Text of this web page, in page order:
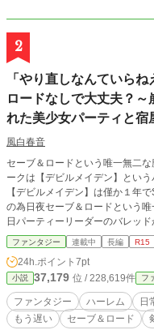
2
「やり直しなんていら
ロードなしで大丈夫？～
れた美少女パーティと宿
風白春音
セーブ＆ロードという唯一無二な魔
ークは【デビルメイデン】とい
【デビルメイデン】は僅か１年
の為日夜セーブ＆ロードという唯一
日パーティーリーダーのバレッドから追放宣
も無駄なんだよ。お前よりもっ
いやでも俺がいないと一回しか
ねえんだよ。出ていけ無能が」 他のパーティーメンバーも全員納得してラー
クを追放する。 「俺のスキルなしでＳランクは難しかったはずなのに」 そう
呟きながらラークはパーティーから追放される。
豊かな美少女達に勧誘を受け【
そのパーティーは美少女しかい
ファンタジー 連載中 長編 R15
24h.ポイント 7pt
小説 37,179 位 / 228,619件 フ
ファンタジー ハーレム 日
もう遅い
セーブ＆ロード